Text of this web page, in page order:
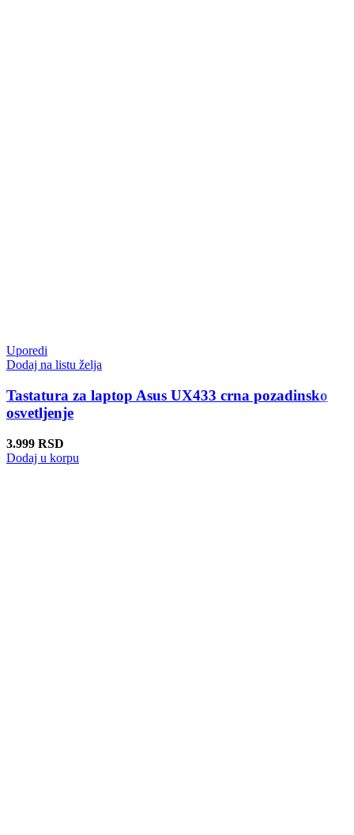
Uporedi
Dodaj na listu želja
Tastatura za laptop Asus UX433 crna pozadinsko
osvetljenje
3.999 RSD
Dodaj u korpu